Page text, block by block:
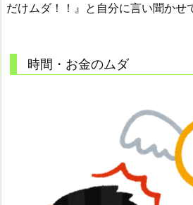
だけムダ！！』と自分に言い聞かせ
時間・お金のムダ